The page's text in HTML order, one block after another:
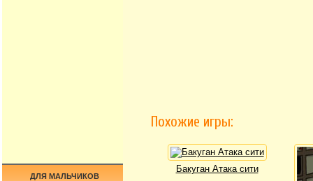
Похожие игры:
Бакуган Атака сити
ДЛЯ МАЛЬЧИКОВ